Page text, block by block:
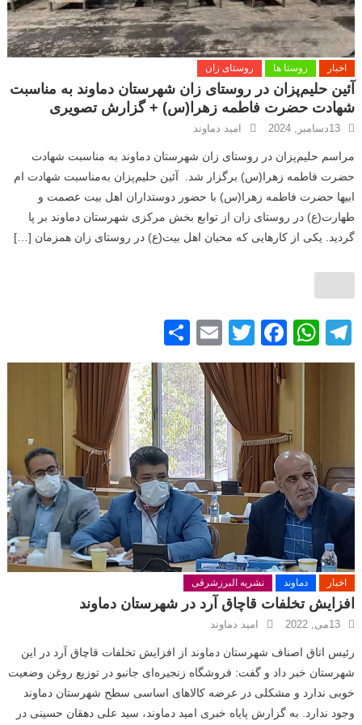
اخبار روستا ها روستای زان
آئین حلیم‌پزان در روستای زان شهرستان دماوند به‌ مناسبت
شهادت حضرت فاطمه زهرا(س) + گزارش تصویری
13دسامبر, 2024 امید دماوند
مراسم حلیم‌پزان در روستای زان شهرستان دماوند به‌ مناسبت شهادت
حضرت فاطمه زهرا(س) برگزار شد. آئین حلیم‌پزان به‌مناسبت شهادت ام
ابیها حضرت فاطمه زهرا(س) با حضور دوستداران اهل بیت عصمت و
طهارت(ع) در روستای زان از توابع بخش مرکزی شهرستان دماوند بر پا
گردید. يكی از كارهايی كه محبان اهل بيت(ع) در روستای زان همزمان […]
T
el
m
W
h
at
A
p
p
F
a
c
e
b
o
o
k
T
wi
tt
er
E
m
ail
h
ar
e
اخبار دماوند نشریه البرزشرقی
افزایش تخلفات قاچاق آرد در شهرستان دماوند
13می, 2022 امید دماوند
رئیس اتاق اصناف شهرستان دماوند از افزایش تخلفات قاچاق آرد در این
شهرستان خبر داد و گفت: فروشگاه زنجیره‌ای جانبو در توزیع روغن وضعیت
خوبی ندارد و مشکلی در عرضه کالاهای اساسی سطح شهرستان دماوند
وجود ندارد. به گزارش پایاه خبری امید دماوند، سید علی دهقان حسینی در